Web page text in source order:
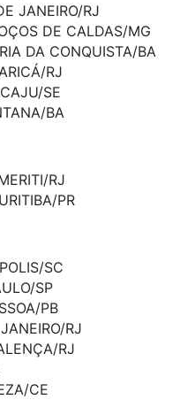
JANEIRO/RJ
DE CALDAS/MG
DA CONQUISTA/BA
RJ
SE
BA
RJ
PR
SC
SP
PB
RJ
RJ
CE